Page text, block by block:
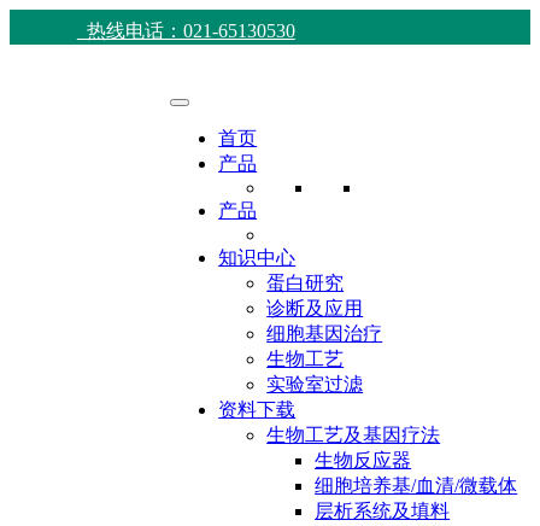
热线电话：021-65130530
首页
产品
产品
知识中心
蛋白研究
诊断及应用
细胞基因治疗
生物工艺
实验室过滤
资料下载
生物工艺及基因疗法
生物反应器
细胞培养基/血清/微载体
层析系统及填料